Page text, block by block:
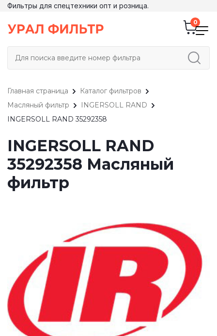
Фильтры для спецтехники опт и розница.
Главная страница
Каталог фильтров
Масляный фильтр
INGERSOLL RAND
INGERSOLL RAND 35292358
INGERSOLL RAND
35292358 Масляный
фильтр